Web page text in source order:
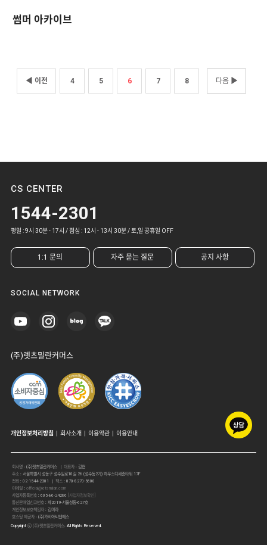
썸머 아카이브
◀ 이전 4 5 6 7 8 다음 ▶
CS CENTER
1544-2301
평일 : 9시 30분 - 17시 / 점심 : 12시 - 13시 30분 / 토,일 공휴일 OFF
1:1 문의 자주 묻는 질문 공지 사항
SOCIAL NETWORK
(주)렛츠밀란커머스
개인정보처리방침 회사소개 이용약관 이용안내
회사명 : (주)렛츠밀란커머스 | 대표자 : 김현
주소 : 서울특별시 성동구 성수일로10길 26 (성수동2가) 하우스디세종타워 17F
전화 : 02-1544-2301 | 팩스 : 070-8270-5600
이메일 : official@letsmilan.com
사업자등록번호 : 605-86-24266
[사업자정보확인]
통신판매업신고번호 : 제2019-서울성동-627호
개인정보보호책임자 : 김미라
호스팅 제공자 : (주)가비아씨엔에스
Copyright ⓒ (주)렛츠밀란커머스. All Rights Reserved.